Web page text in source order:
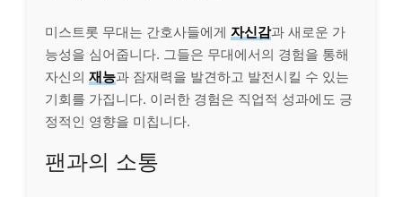
미스트롯 무대는 간호사들에게 자신감과 새로운 가
능성을 심어줍니다. 그들은 무대에서의 경험을 통해
자신의 재능과 잠재력을 발견하고 발전시킬 수 있는
기회를 가집니다. 이러한 경험은 직업적 성과에도 긍
정적인 영향을 미칩니다.
팬과의 소통